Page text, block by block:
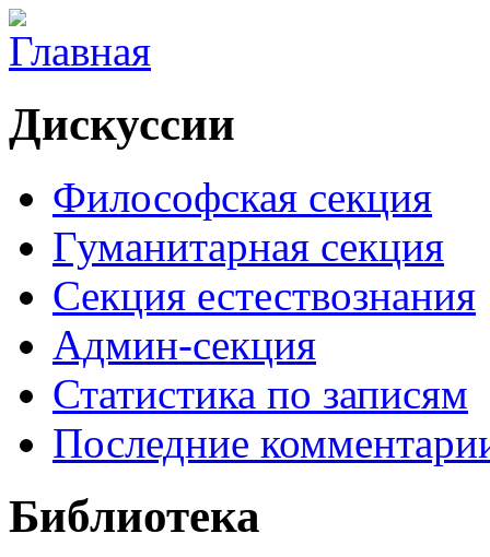
Дискуссии
Философская секция
Гуманитарная секция
Секция естествознания
Админ-секция
Статистика по записям
Последние
Библиотека